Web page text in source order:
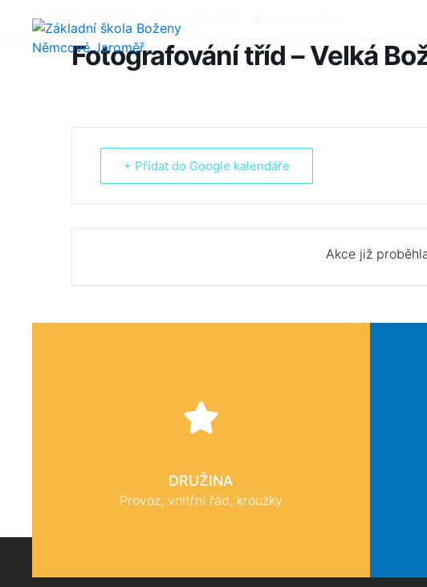
MÁTE DOTAZY? +420 491 812 630
Fotografování tříd – Velká
+ Přidat do Google kalendáře
Akce již
DRUŽINA
Provoz, vnitřní řád, kroužky